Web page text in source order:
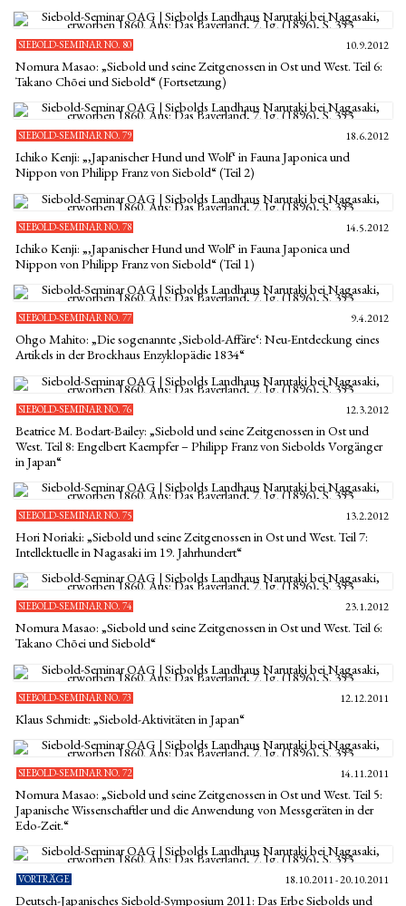
SIEBOLD-SEMINAR NO. 80 10.9.2012
Nomura Masao: „Siebold und seine Zeitgenossen in Ost und West. Teil 6:
Takano Chōei und Siebold“ (Fortsetzung)
SIEBOLD-SEMINAR NO. 79 18.6.2012
Ichiko Kenji: „‚Japanischer Hund und Wolf‘ in Fauna Japonica und
Nippon von Philipp Franz von Siebold“ (Teil 2)
SIEBOLD-SEMINAR NO. 78 14.5.2012
Ichiko Kenji: „‚Japanischer Hund und Wolf‘ in Fauna Japonica und
Nippon von Philipp Franz von Siebold“ (Teil 1)
SIEBOLD-SEMINAR NO. 77 9.4.2012
Ohgo Mahito: „Die sogenannte ‚Siebold-Affäre‘: Neu-Entdeckung eines
Artikels in der Brockhaus Enzyklopädie 1834“
SIEBOLD-SEMINAR NO. 76 12.3.2012
Beatrice M. Bodart-Bailey: „Siebold und seine Zeitgenossen in Ost und
West. Teil 8: Engelbert Kaempfer – Philipp Franz von Siebolds Vorgänger
in Japan“
SIEBOLD-SEMINAR NO. 75 13.2.2012
Hori Noriaki: „Siebold und seine Zeitgenossen in Ost und West. Teil 7:
Intellektuelle in Nagasaki im 19. Jahrhundert“
SIEBOLD-SEMINAR NO. 74 23.1.2012
Nomura Masao: „Siebold und seine Zeitgenossen in Ost und West. Teil 6:
Takano Chōei und Siebold“
SIEBOLD-SEMINAR NO. 73 12.12.2011
Klaus Schmidt: „Siebold-Aktivitäten in Japan“
SIEBOLD-SEMINAR NO. 72 14.11.2011
Nomura Masao: „Siebold und seine Zeitgenossen in Ost und West. Teil 5:
Japanische Wissenschaftler und die Anwendung von Messgeräten in der
Edo-Zeit.“
VORTRÄGE 18.10.2011 - 20.10.2011
Deutsch-Japanisches Siebold-Symposium 2011: Das Erbe Siebolds und